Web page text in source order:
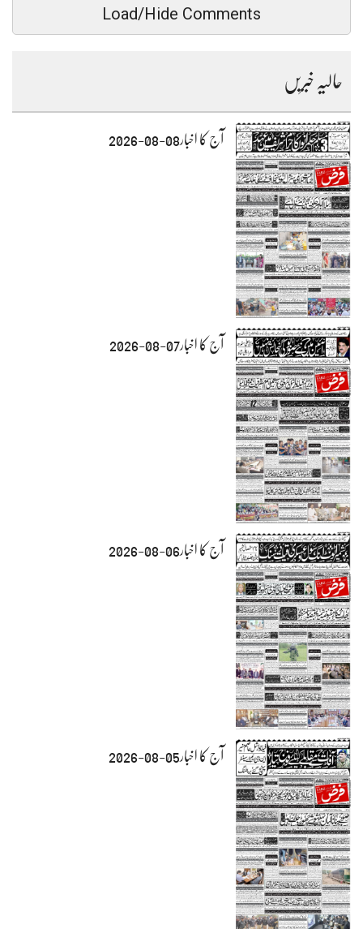
Load/Hide Comments
حالیہ خبریں
آج کا اخبار08-08-2026
آج کا اخبار07-08-2026
آج کا اخبار06-08-2026
آج کا اخبار05-08-2026